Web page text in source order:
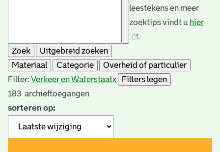
leestekens en meer
zoektips vindt u hier
.
Zoek
Uitgebreid zoeken
Materiaal
Categorie
Overheid of particulier
Filter: Verkeer en Waterstaatx
Filters legen
183 archieftoegangen
sorteren op: